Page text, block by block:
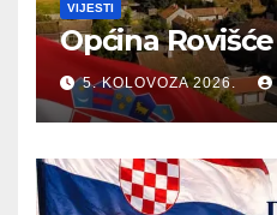
VIJESTI
Općina
5. KOLOVOZA 2026.